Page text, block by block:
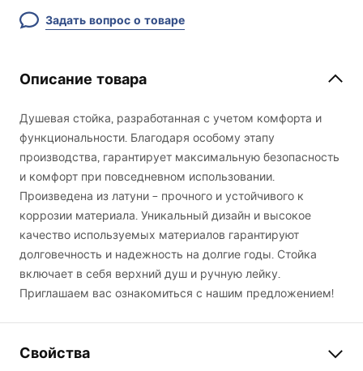
Задать вопрос о товаре
Описание товара
Душевая стойка, разработанная с учетом комфорта и
функциональности. Благодаря особому этапу
производства, гарантирует максимальную безопасность
и комфорт при повседневном использовании.
Произведена из латуни – прочного и устойчивого к
коррозии материала. Уникальный дизайн и высокое
качество используемых материалов гарантируют
долговечность и надежность на долгие годы. Стойка
включает в себя верхний душ и ручную лейку.
Приглашаем вас ознакомиться с нашим предложением!
Свойства